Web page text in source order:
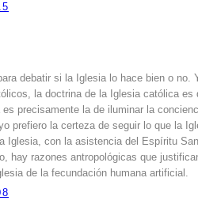
debatir si la Iglesia lo hace bien o
la doctrina de la Iglesia católica
precisamente la de iluminar la
prefiero la certeza de seguir lo que la
Iglesia, con la asistencia del Espíritu
hay razones antropológicas que
de la fecundación humana artificial.